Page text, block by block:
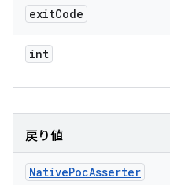
exitCode
int
戻り値
NativePocAsserter